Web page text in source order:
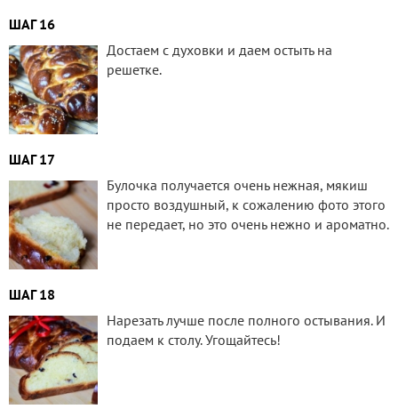
ШАГ 16
Достаем с духовки и даем остыть на
решетке.
ШАГ 17
Булочка получается очень нежная, мякиш
просто воздушный, к сожалению фото этого
не передает, но это очень нежно и ароматно.
ШАГ 18
Нарезать лучше после полного остывания. И
подаем к столу. Угощайтесь!